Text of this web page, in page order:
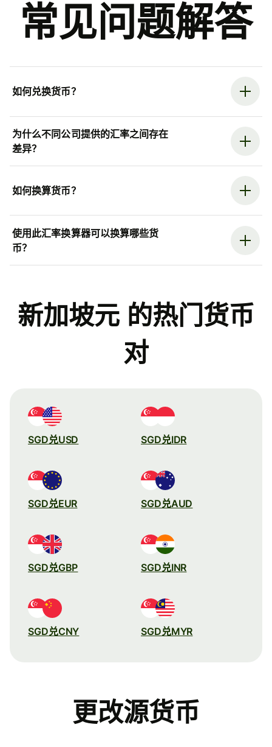
常见问题解答
如何兑换货币？
为什么不同公司提供的汇率之间存在
差异？
如何换算货币？
使用此汇率换算器可以换算哪些货
币？
新加坡元 的热门货币
对
SGD兑USD SGD兑IDR
SGD兑EUR SGD兑AUD
SGD兑GBP SGD兑INR
SGD兑CNY SGD兑MYR
更改源货币